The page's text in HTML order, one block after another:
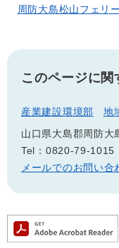
周防大島松山フェリ
このページに
産業建設環境部 地
山口県大島郡周防
Tel：0820-79-1015
メールでのお問い合